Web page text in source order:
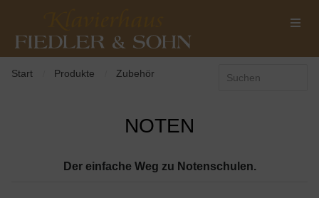
Start Produkte Zubehör
NOTEN
Der einfache Weg zu Notenschulen.